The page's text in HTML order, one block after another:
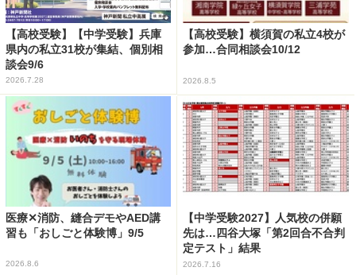
【高校受験】【中学受験】兵庫
県内の私立31校が集結、個別相
談会9/6
2026.7.28
【高校受験】横須賀の私立4校が
参加…合同相談会10/12
2026.8.5
医療✕消防、縫合デモやAED講
習も「おしごと体験博」9/5
2026.8.6
【中学受験2027】人気校の併願
先は…四谷大塚「第2回合不合判
定テスト」結果
2026.7.16